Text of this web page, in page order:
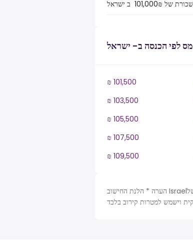
מס לפי הכנסה ב- ישראל
₪ 101,500
₪ 103,500
₪ 105,500
₪ 107,500
₪ 109,500
הערה * הלנת החישוב Israelמחושבת על פי טבלאות אזור של IL, מס הכנסה לשנה. לצורך הפשטות הונחו כמה משתנים